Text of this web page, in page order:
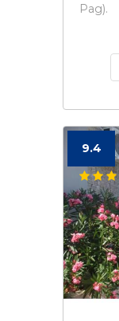
Pag).
9.4